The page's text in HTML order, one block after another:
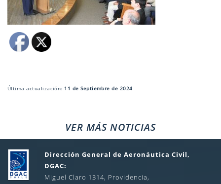
Última actualización: 11 de Septiembre de 2024
VER MÁS NOTICIAS
Dirección General de Aeronáutica Civil,
DGAC:
Miguel Claro 1314, Providencia,